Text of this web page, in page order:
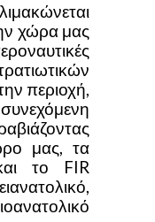
χώρα μας
περιοχή,
μας, τα
το FIR